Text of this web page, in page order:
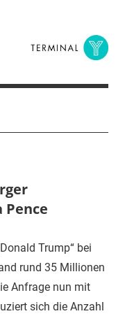
Pence
Trump“ bei
rund 35 Millionen
Anfrage nun mit
sich die Anzahl